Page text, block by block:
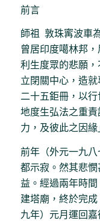
前言
師祖 敦珠寗波車
曾居印度噶林邦
利生度眾的悲願
立閉關中心，造
二十五鉅冊，以
地度生弘法之重
力，及彼此之因
前年（外元一九
都示寂。然其悲
益。經過兩年時
建塔廟，終於完
九年）元月運回